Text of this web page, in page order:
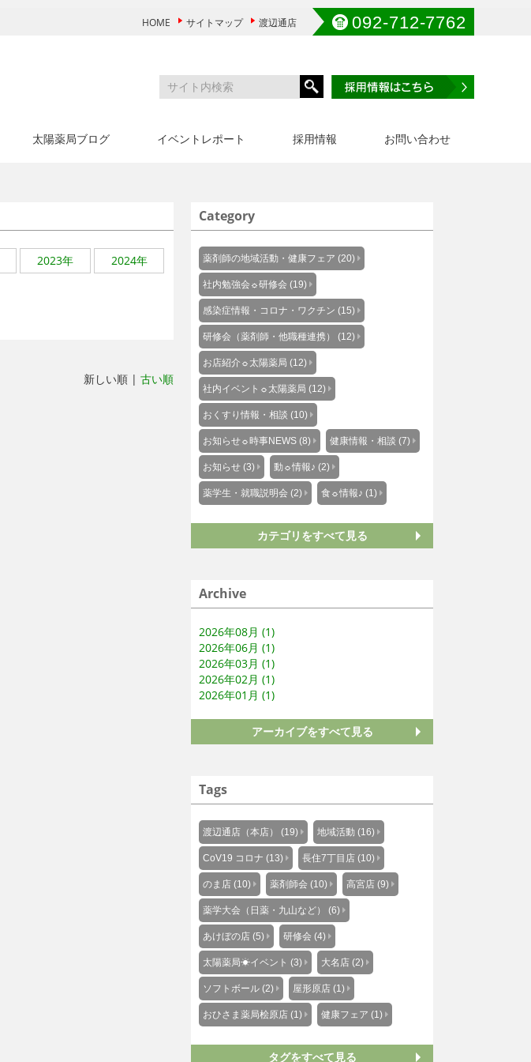
092-712-7762
HOME サイトマップ 渡辺通店
太陽薬局ブログ イベントレポート 採用情報 お問い合わせ
2023年
2024年
新しい順 |古い順
Category
薬剤師の地域活動・健康フェア (20)
社内勉強会☼研修会 (19)
感染症情報・コロナ・ワクチン (15)
研修会（薬剤師・他職種連携） (12)
お店紹介☼太陽薬局 (12)
社内イベント☼太陽薬局 (12)
おくすり情報・相談 (10)
お知らせ☼時事NEWS (8) 健康情報・相談 (7)
お知らせ (3) 動☼情報♪ (2)
薬学生・就職説明会 (2) 食☼情報♪ (1)
カテゴリをすべて見る
Archive
2026年08月 (1)
2026年06月 (1)
2026年03月 (1)
2026年02月 (1)
2026年01月 (1)
アーカイブをすべて見る
Tags
渡辺通店（本店） (19) 地域活動 (16)
CoV19 コロナ (13) 長住7丁目店 (10)
のま店 (10) 薬剤師会 (10) 高宮店 (9)
薬学大会（日薬・九山など） (6)
あけぼの店 (5) 研修会 (4)
太陽薬局☀イベント (3) 大名店 (2)
ソフトボール (2) 屋形原店 (1)
おひさま薬局桧原店 (1) 健康フェア (1)
タグをすべて見る